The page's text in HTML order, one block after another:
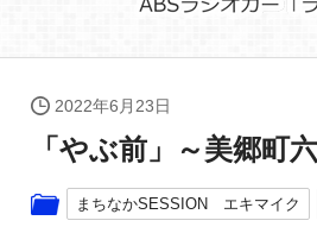
2022年6月23日
「やぶ前」～美郷町
まちなかSESSION エキマイク